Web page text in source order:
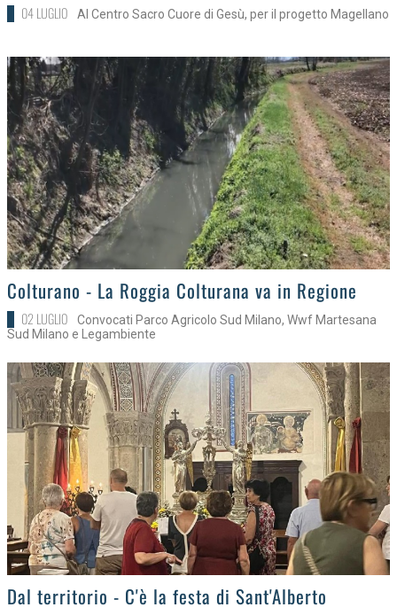
04 LUGLIO Al Centro Sacro Cuore di Gesù, per il progetto Magellano
>
Colturano - La Roggia Colturana va in Regione
02 LUGLIO
Convocati Parco Agricolo Sud Milano, Wwf Martesana
Sud Milano e Legambiente
>
Dal territorio - C'è la festa di Sant'Alberto